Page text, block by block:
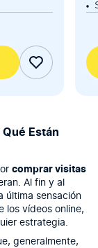
Están
comprar visitas
Al fin y al
última sensación
los vídeos online,
estrategia.
generalmente,